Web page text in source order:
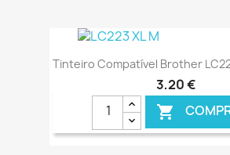
Tinteiro Compatível Brother
3,20 €
